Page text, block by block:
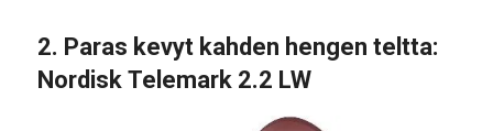
2. Paras kevyt kahden hengen teltta:
Nordisk Telemark 2.2 LW